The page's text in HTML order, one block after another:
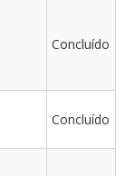
Concluído
Concluído